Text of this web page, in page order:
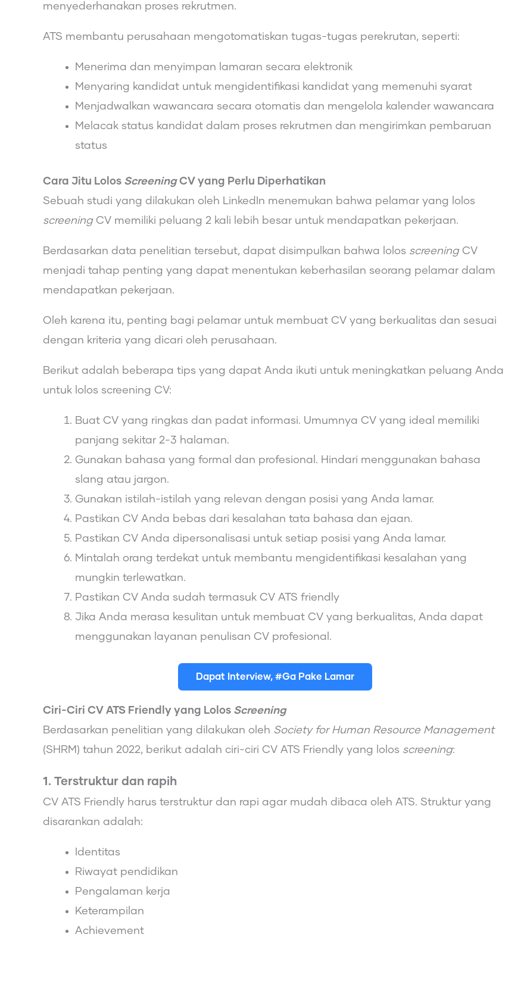
menyederhanakan proses rekrutmen.
ATS membantu perusahaan mengotomatiskan tugas-tugas perekrutan, seperti:
Menerima dan menyimpan lamaran secara elektronik
Menyaring kandidat untuk mengidentifikasi kandidat yang memenuhi syarat
Menjadwalkan wawancara secara otomatis dan mengelola kalender wawancara
Melacak status kandidat dalam proses rekrutmen dan mengirimkan pembaruan
status
Cara Jitu Lolos ScreeningCV yang Perlu Diperhatikan
Sebuah studi yang dilakukan oleh LinkedIn menemukan bahwa pelamar yang lolos
screeningCV memiliki peluang 2 kali lebih besar untuk mendapatkan pekerjaan.
Berdasarkan data penelitian tersebut, dapat disimpulkan bahwa lolos screeningCV
menjadi tahap penting yang dapat menentukan keberhasilan seorang pelamar dalam
mendapatkan pekerjaan.
Oleh karena itu, penting bagi pelamar untuk membuat CV yang berkualitas dan sesuai
dengan kriteria yang dicari oleh perusahaan.
Berikut adalah beberapa tips yang dapat Anda ikuti untuk meningkatkan peluang Anda
untuk lolos screening CV:
Buat CV yang ringkas dan padat informasi. Umumnya CV yang ideal memiliki
panjang sekitar 2-3 halaman.
Gunakan bahasa yang formal dan profesional. Hindari menggunakan bahasa
slang atau jargon.
Gunakan istilah-istilah yang relevan dengan posisi yang Anda lamar.
Pastikan CV Anda bebas dari kesalahan tata bahasa dan ejaan.
Pastikan CV Anda dipersonalisasi untuk setiap posisi yang Anda lamar.
Mintalah orang terdekat untuk membantu mengidentifikasi kesalahan yang
mungkin terlewatkan.
Pastikan CV Anda sudah termasuk CV ATS friendly
Jika Anda merasa kesulitan untuk membuat CV yang berkualitas, Anda dapat
menggunakan layanan penulisan CV profesional.
Dapat Interview, #Ga Pake Lamar
Ciri-Ciri CV ATS Friendly yang Lolos Screening
Berdasarkan penelitian yang dilakukan oleh Society for Human Resource Management
(SHRM) tahun 2022, berikut adalah ciri-ciri CV ATS Friendly yang lolos screening:
1. Terstruktur dan rapih
CV ATS Friendly harus terstruktur dan rapi agar mudah dibaca oleh ATS. Struktur yang
disarankan adalah:
Identitas
Riwayat pendidikan
Pengalaman kerja
Keterampilan
Achievement